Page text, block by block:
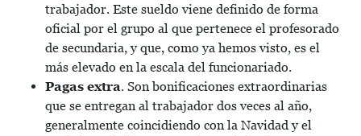
trabajador. Este sueldo viene definido de forma
oficial por el grupo al que pertenece el profesorado
de secundaria, y que, como ya hemos visto, es el
más elevado en la escala del funcionariado.
Pagas extra. Son bonificaciones extraordinarias
que se entregan al trabajador dos veces al año,
generalmente coincidiendo con la Navidad y el